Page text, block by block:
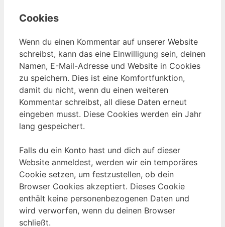
Cookies
Wenn du einen Kommentar auf unserer Website
schreibst, kann das eine Einwilligung sein, deinen
Namen, E-Mail-Adresse und Website in Cookies
zu speichern. Dies ist eine Komfortfunktion,
damit du nicht, wenn du einen weiteren
Kommentar schreibst, all diese Daten erneut
eingeben musst. Diese Cookies werden ein Jahr
lang gespeichert.
Falls du ein Konto hast und dich auf dieser
Website anmeldest, werden wir ein temporäres
Cookie setzen, um festzustellen, ob dein
Browser Cookies akzeptiert. Dieses Cookie
enthält keine personenbezogenen Daten und
wird verworfen, wenn du deinen Browser
schließt.